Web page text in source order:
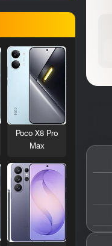
Poco X8 Pro
Max